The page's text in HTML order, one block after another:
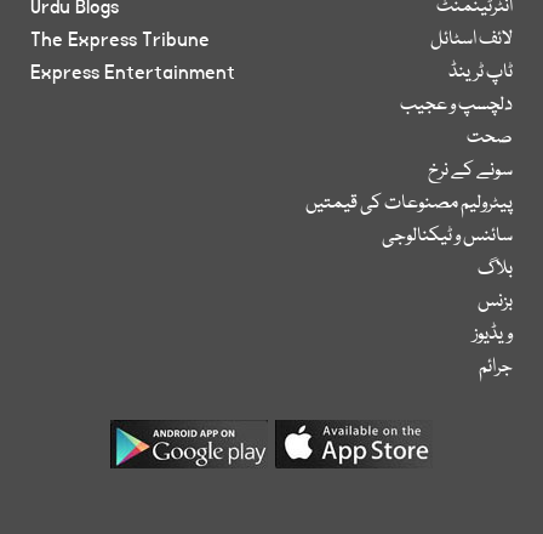
انٹرٹینمنٹ
لائف اسٹائل
ٹاپ ٹرینڈ
دلچسپ و عجیب
صحت
سونے کے نرخ
پیٹرولیم مصنوعات کی قیمتیں
سائنس و ٹیکنالوجی
بلاگ
بزنس
ویڈیوز
جرائم
Urdu Blogs
The Express Tribune
Express Entertainment